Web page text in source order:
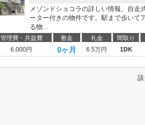
メゾンドショコラの詳しい情報。自走
ーター付きの物件です。駅まで歩いて
る物...
管理費・共益費 敷金 礼金 間取り
6,000円 0ヶ月 6.5万円 1DK